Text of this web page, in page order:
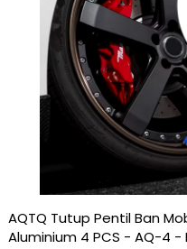
AQTQ Tutup Pentil Ban
Aluminium 4 PCS - AQ-4 -